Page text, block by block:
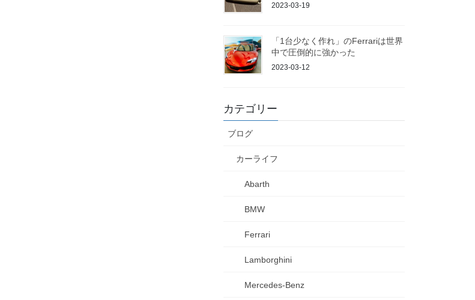
2023-03-19
「1台少なく作れ」のFerrariは世界
中で圧倒的に強かった
2023-03-12
カテゴリー
ブログ
カーライフ
Abarth
BMW
Ferrari
Lamborghini
Mercedes-Benz